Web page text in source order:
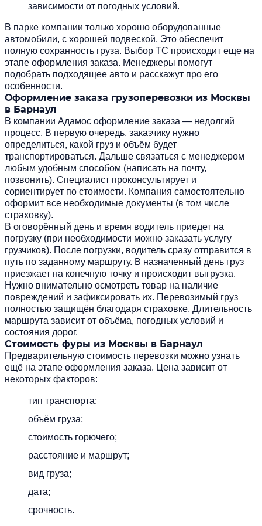
зависимости от погодных условий.
В парке компании только хорошо оборудованные
автомобили, с хорошей подвеской. Это обеспечит
полную сохранность груза. Выбор ТС происходит еще на
этапе оформления заказа. Менеджеры помогут
подобрать подходящее авто и расскажут про его
особенности.
Оформление заказа грузоперевозки из Москвы
в Барнаул
В компании Адамос оформление заказа — недолгий
процесс. В первую очередь, заказчику нужно
определиться, какой груз и объём будет
транспортироваться. Дальше связаться с менеджером
любым удобным способом (написать на почту,
позвонить). Специалист проконсультирует и
сориентирует по стоимости. Компания самостоятельно
оформит все необходимые документы (в том числе
страховку).
В оговорённый день и время водитель приедет на
погрузку (при необходимости можно заказать услугу
грузчиков). После погрузки, водитель сразу отправится в
путь по заданному маршруту. В назначенный день груз
приезжает на конечную точку и происходит выгрузка.
Нужно внимательно осмотреть товар на наличие
повреждений и зафиксировать их. Перевозимый груз
полностью защищён благодаря страховке. Длительность
маршрута зависит от объёма, погодных условий и
состояния дорог.
Стоимость фуры из Москвы в Барнаул
Предварительную стоимость перевозки можно узнать
ещё на этапе оформления заказа. Цена зависит от
некоторых факторов:
тип транспорта;
объём груза;
стоимость горючего;
расстояние и маршрут;
вид груза;
дата;
срочность.